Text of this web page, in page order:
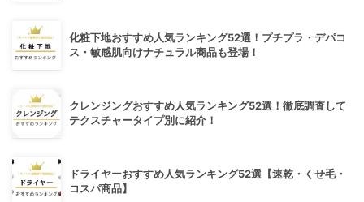
化粧下地おすすめ人気ランキング52選！プチプラ・デパコ
ス・敏感肌向けナチュラル商品も登場！
クレンジングおすすめ人気ランキング52選！徹底調査して
テクスチャータイプ別に紹介！
ドライヤーおすすめ人気ランキング52選【速乾・くせ毛・
コスパ商品】